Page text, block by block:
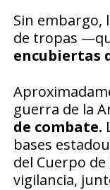
Sin embargo,
de tropas
encubiertas
guerra de la
de combate.
bases
del Cuerpo
vigilancia,